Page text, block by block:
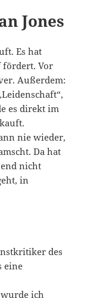
Jones
Es hat
fördert. Vor
Außerdem:
es direkt im
nie wieder,
Da hat
nicht
in
des
eine
ich